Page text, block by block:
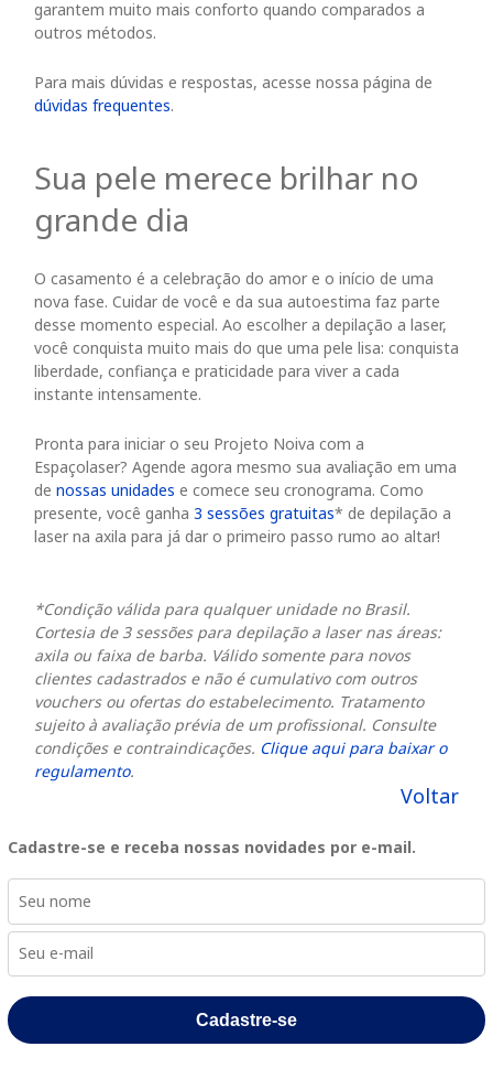
garantem muito mais conforto quando comparados a
outros métodos.
Para mais dúvidas e respostas, acesse nossa página de
dúvidas frequentes.
Sua pele merece brilhar no
grande dia
O casamento é a celebração do amor e o início de uma
nova fase. Cuidar de você e da sua autoestima faz parte
desse momento especial. Ao escolher a depilação a laser,
você conquista muito mais do que uma pele lisa: conquista
liberdade, confiança e praticidade para viver a cada
instante intensamente.
Pronta para iniciar o seu Projeto Noiva com a
Espaçolaser? Agende agora mesmo sua avaliação em uma
de nossas unidades e comece seu cronograma. Como
presente, você ganha 3 sessões gratuitas* de depilação a
laser na axila para já dar o primeiro passo rumo ao altar!
*Condição válida para qualquer unidade no Brasil.
Cortesia de 3 sessões para depilação a laser nas áreas:
axila ou faixa de barba. Válido somente para novos
clientes cadastrados e não é cumulativo com outros
vouchers ou ofertas do estabelecimento. Tratamento
sujeito à avaliação prévia de um profissional. Consulte
condições e contraindicações. Clique aqui para baixar o
regulamento.
Voltar
Cadastre-se e receba nossas novidades por e-mail.
Cadastre-se